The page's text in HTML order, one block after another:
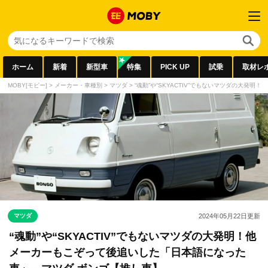
ホーム 新着 新型車 特集 PICK UP 試乗 取材レ
MOBY[モビー] > メーカー・車種別 > マツダ > “魂動”や“SKYACTIV”でもないマツダの大発明
マツダ 2024年05月22日更新
“魂動”や“SKYACTIV”でもないマツダの大発明！他
メーカーもこぞって後追いした「日本語になった